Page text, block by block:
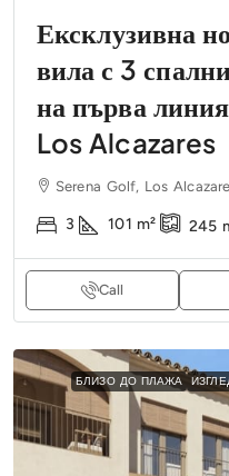
Ексклузивна
вила с 3
на първа
Los Alcazares
Serena Golf, Los
3 101 m² 245
Call
БЛИЗО ДО ПЛАЖА